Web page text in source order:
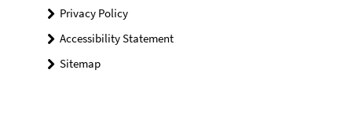
Privacy Policy
Accessibility Statement
Sitemap